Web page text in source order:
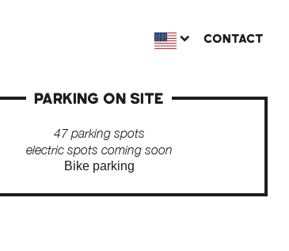
CONTACT
PARKING ON SITE
47 parking spots
electric spots coming soon
Bike parking